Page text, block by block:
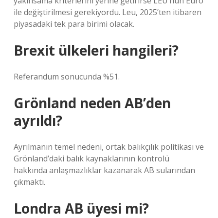
ile değiştirilmesi gerekiyordu. Leu, 2025’ten itibaren
piyasadaki tek para birimi olacak.
Brexit ülkeleri hangileri?
Referandum sonucunda %51.
Grönland neden AB’den
ayrıldı?
Ayrılmanın temel nedeni, ortak balıkçılık politikası ve
Grönland’daki balık kaynaklarının kontrolü
hakkında anlaşmazlıklar kazanarak AB sularından
çıkmaktı.
Londra AB üyesi mi?